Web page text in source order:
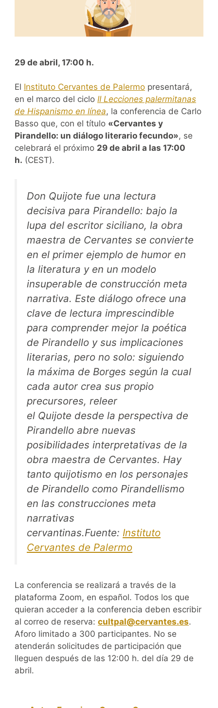
29 de abril, 17:00 h.
El Instituto Cervantes de Palermo presentará,
en el marco del ciclo II Lecciones palermitanas
de Hispanismo en línea, la conferencia de Carlo
Basso que, con el título «Cervantes y
Pirandello: un diálogo literario fecundo», se
celebrará el próximo 29 de abril a las 17:00
h. (CEST).
Don Quijote fue una lectura
decisiva para Pirandello: bajo la
lupa del escritor siciliano, la obra
maestra de Cervantes se convierte
en el primer ejemplo de humor en
la literatura y en un modelo
insuperable de construcción meta
narrativa. Este diálogo ofrece una
clave de lectura imprescindible
para comprender mejor la poética
de Pirandello y sus implicaciones
literarias, pero no solo: siguiendo
la máxima de Borges según la cual
cada autor crea sus propio
precursores, releer
el Quijote desde la perspectiva de
Pirandello abre nuevas
posibilidades interpretativas de la
obra maestra de Cervantes. Hay
tanto quijotismo en los personajes
de Pirandello como Pirandellismo
en las construcciones meta
narrativas
cervantinas.Fuente: Instituto
Cervantes de Palermo
La conferencia se realizará a través de la
plataforma Zoom, en español. Todos los que
quieran acceder a la conferencia deben escribir
al correo de reserva: cultpal@cervantes.es.
Aforo limitado a 300 participantes. No se
atenderán solicitudes de participación que
lleguen después de las 12:00 h. del día 29 de
abril.